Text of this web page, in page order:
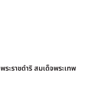
ะราชดำริ สมเด็จพระเทพ